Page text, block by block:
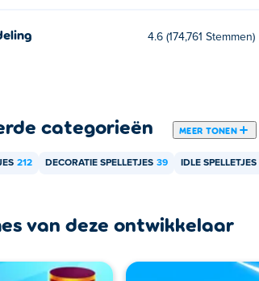
4.6 (174,761 Stemmen)
categorieën MEER TONEN
212 DECORATIE SPELLETJES 39 IDLE SPELLETJES
van deze ontwikkelaar